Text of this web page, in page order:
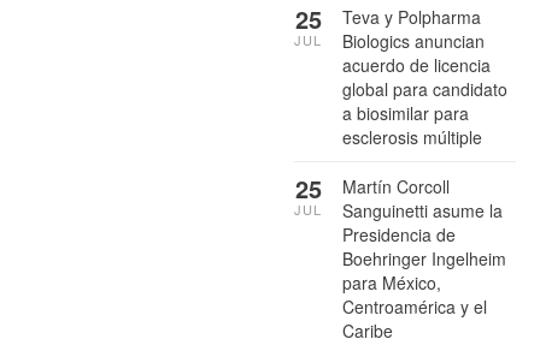
Teva y Polpharma
Biologics anuncian
acuerdo de licencia
global para candidato
a biosimilar para
esclerosis múltiple
25
JUL
Martín Corcoll
Sanguinetti asume la
Presidencia de
Boehringer Ingelheim
para México,
Centroamérica y el
Caribe
25
JUL